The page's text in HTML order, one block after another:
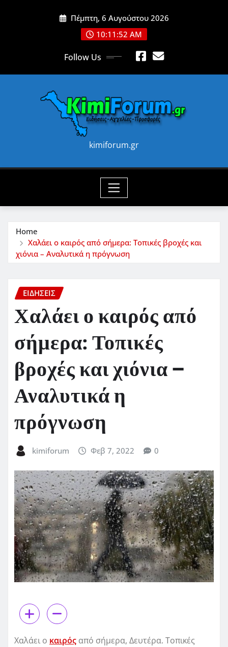
Πέμπτη, 6 Αυγούστου 2026
10:11:54 AM
Follow Us
kimiforum.gr
Home
Χαλάει ο καιρός από σήμερα: Τοπικές βροχές και
χιόνια – Αναλυτικά η πρόγνωση
ΕΙΔΗΣΕΙΣ
Χαλάει ο καιρός από
σήμερα: Τοπικές
βροχές και χιόνια –
Αναλυτικά η
πρόγνωση
kimiforum Φεβ 7, 2022 0
Χαλάει ο καιρός από σήμερα, Δευτέρα. Τοπικές